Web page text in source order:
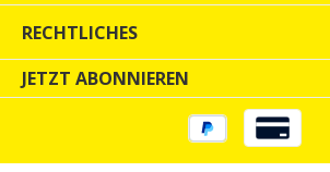
RECHTLICHES
JETZT ABONNIEREN